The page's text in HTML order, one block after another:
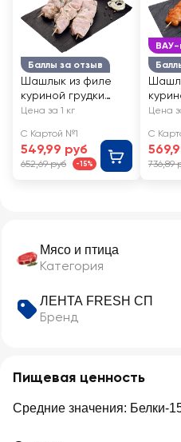
Мясо и птица
Категория
ЛЕНТА FRESH СП
Бренд
Пищевая ценность
Средние значения: Белки-
Баллы за отзыв
Шашлык из филе
куриной грудки
Деликатесный
Цена за 1 кг
С Картой №1
549,99 руб
652,69 руб -15%
ВАУ-
FRESH
Цена
С
736,89